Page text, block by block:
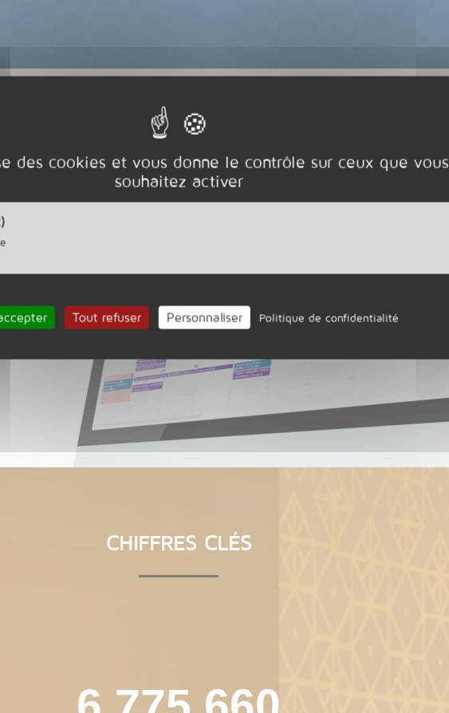
des cookies et vous donne le contrôle sur ceux que vous
souhaitez activer
Tout refuser Personnaliser Politique de confidentialité
à e.tis,
CHIFFRES CLÉS